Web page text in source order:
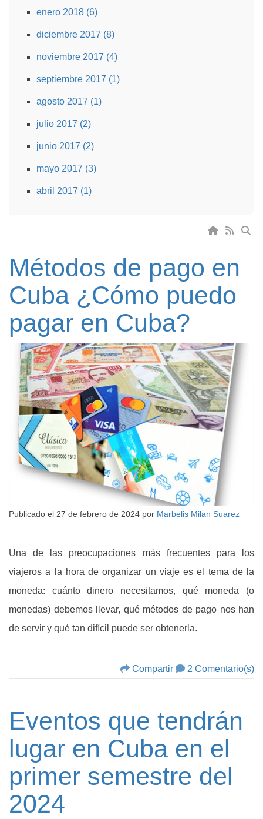
enero 2018 (6)
diciembre 2017 (8)
noviembre 2017 (4)
septiembre 2017 (1)
agosto 2017 (1)
julio 2017 (2)
junio 2017 (2)
mayo 2017 (3)
abril 2017 (1)
Métodos de pago en
Cuba ¿Cómo puedo
pagar en Cuba?
Publicado el 27 de febrero de 2024 por Marbelis Milan Suarez
Una de las preocupaciones más frecuentes para los
viajeros a la hora de organizar un viaje es el tema de la
moneda: cuánto dinero necesitamos, qué moneda (o
monedas) debemos llevar, qué métodos de pago nos han
de servir y qué tan difícil puede ser obtenerla.
Compartir 2 Comentario(s)
Eventos que tendrán
lugar en Cuba en el
primer semestre del
2024